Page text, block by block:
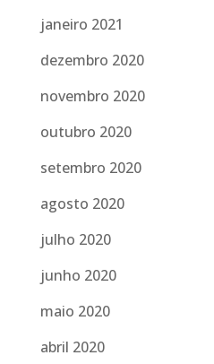
janeiro 2021
dezembro 2020
novembro 2020
outubro 2020
setembro 2020
agosto 2020
julho 2020
junho 2020
maio 2020
abril 2020